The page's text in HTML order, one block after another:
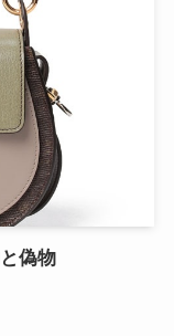
偽物